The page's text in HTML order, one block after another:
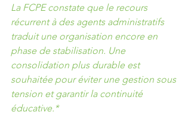
La FCPE constate que le recours
récurrent à des agents administratifs
traduit une organisation encore en
phase de stabilisation. Une
consolidation plus durable est
souhaitée pour éviter une gestion sous
tension et garantir la continuité
éducative.*